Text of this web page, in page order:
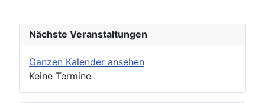
Nächste Veranstaltungen
Ganzen Kalender ansehen
Keine Termine